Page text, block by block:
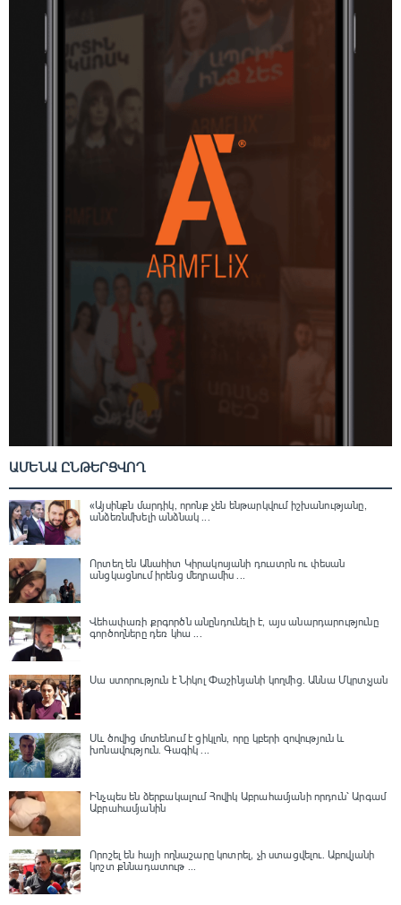
ԱՄԵՆԱ ԸՆԹԵՐՑՎՈՂ
«Այսինքն մարդիկ, որոնք չեն ենթարկվում իշխանությանը,
անձեռնմխելի անձնակ ...
Որտեղ են Անահիտ Կիրակոսյանի դուստրն ու փեսան
անցկացնում իրենց մեղրամիս ...
Վեհափառի քրգործն անընդունելի է, այս անարդարությունը
գործողները դեռ կհա ...
Սա ստորություն է Նիկոլ Փաշինյանի կողմից․ Աննա Մկրտչյան
Սև ծովից մոտենում է ցիկլոն, որը կբերի զովություն և
խոնավություն․ Գագիկ ...
Ինչպես են ձերբակալում Հովիկ Աբրահամյանի որդուն՝ Արգամ
Աբրահամյանին
Որոշել են հայի ողնաշարը կոտրել, չի ստացվելու․ Աբովյանի
կոշտ քննադատութ ...